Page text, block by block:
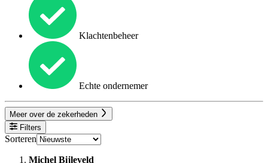
Klachtenbeheer
Echte ondernemer
Meer over de zekerheden
Filters
Sorteren
Michel Bijleveld